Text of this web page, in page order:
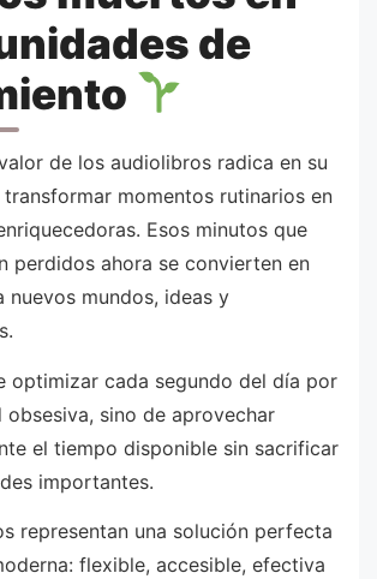
de
de los audiolibros radica en su
momentos rutinarios en
Esos minutos que
perdidos ahora se convierten en
nuevos mundos, ideas y
optimizar cada segundo del día por
sino de aprovechar
el tiempo disponible sin sacrificar
importantes.
representan una solución perfecta
flexible, accesible, efectiva